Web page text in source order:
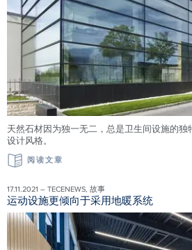
天然石材因为独一无二，总是卫生间设施的
设计风格。
阅读文章
17.11.2021 – TECENEWS, 故事
运动设施更倾向于采用地暖系统